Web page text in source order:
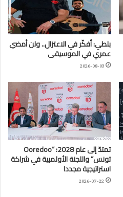
بلطي: أفكّر في الاعتزال.. ولن أمضي
عمري في الموسيقى
2026-08-03
تمتدّ إلى عام 2028: “Ooredoo
تونس” واللجنة الأولمبية في شراكة
استراتيجية مجددا
2026-07-22